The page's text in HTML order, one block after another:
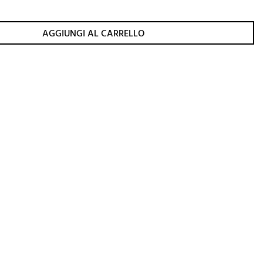
AGGIUNGI AL CARRELLO